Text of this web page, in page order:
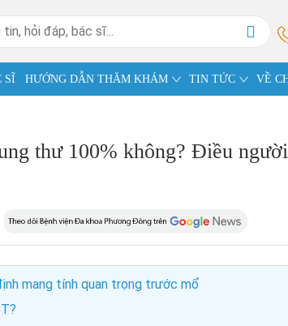
SĨ HƯỚNG DẪN THĂM KHÁM TIN TỨC VỀ
thư 100% không? Điều người
mang tính quan trọng trước mổ